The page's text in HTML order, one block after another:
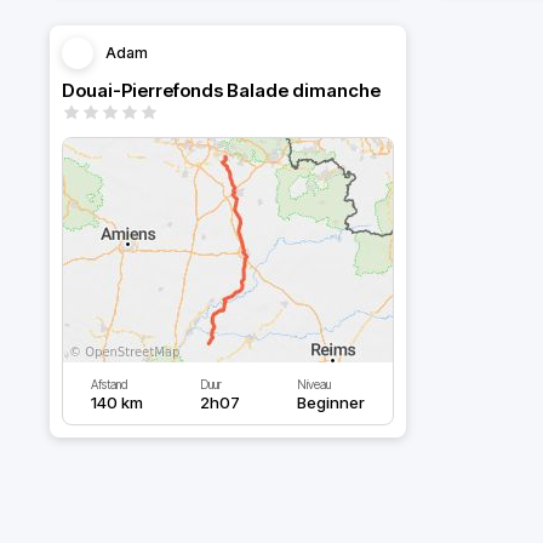
Adam
Douai-Pierrefonds Balade dimanche
Afstand
140 km
Duur
2h07
Niveau
Beginner